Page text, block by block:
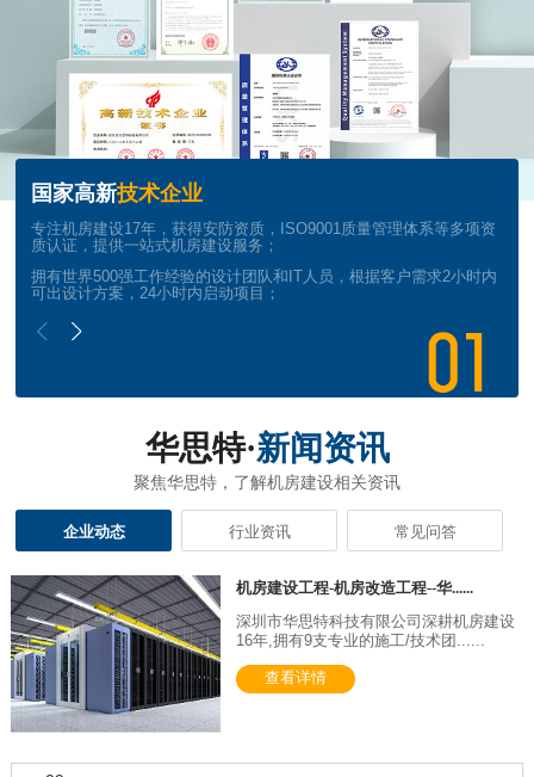
国家高新技术企业
专注机房建设17年，获得安防资质，ISO9001质量管理体系等多项资
质认证，提供一站式机房建设服务；
拥有世界500强工作经验的设计团队和IT人员，根据客户需求2小时内
可出设计方案，24小时内启动项目；
华思特·新闻资讯
聚焦华思特，了解机房建设相关资讯
企业动态 行业资讯 常见问答
机房建设工程-机房改造工程--华......
深圳市华思特科技有限公司深耕机房建设
16年,拥有9支专业的施工/技术团......
查看详情